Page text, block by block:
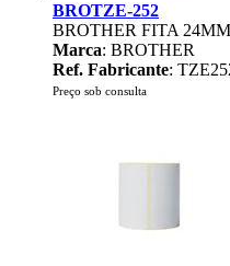
BROTZE-252
BROTHER FITA
Marca: BROTHER
Ref. Fabricante:
Preço sob consulta